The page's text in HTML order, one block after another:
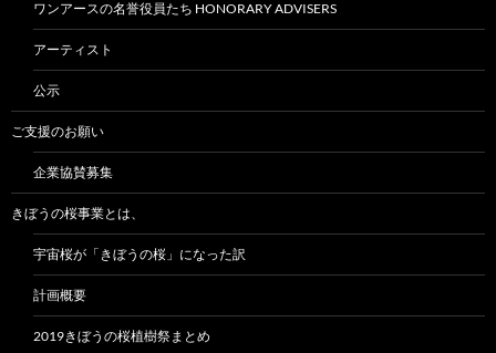
ワンアースの名誉役員たち HONORARY ADVISERS
アーティスト
公示
ご支援のお願い
企業協賛募集
きぼうの桜事業とは、
宇宙桜が「きぼうの桜」になった訳
計画概要
2019きぼうの桜植樹祭まとめ